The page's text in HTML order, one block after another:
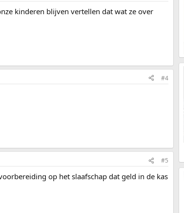
kinderen blijven vertellen dat wat ze over
#4
#5
op het slaafschap dat geld in de kas